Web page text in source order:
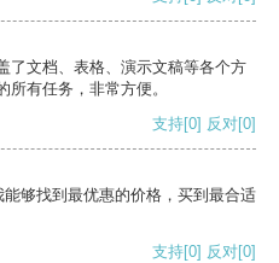
了文档、表格、演示文稿等各个方
有任务，非常方便。
支持[0] 反对[0]
够找到最优惠的价格，买到最合适
支持[0] 反对[0]